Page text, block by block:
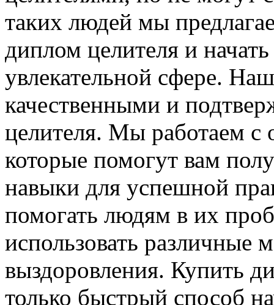
таких людей мы
диплом целителя и
увлекательной сфере.
качественными и
целителя. Мы работаем
которые помогут вам
навыки для успешной
помогать людям в их
использовать различные
выздоровления. Купить
только быстрый способ